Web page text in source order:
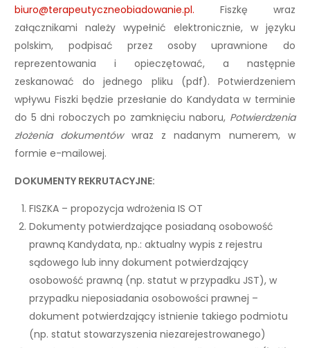
biuro@terapeutyczneobiadowanie.pl. Fiszkę wraz
załącznikami należy wypełnić elektronicznie, w języku
polskim, podpisać przez osoby uprawnione do
reprezentowania i opieczętować, a następnie
zeskanować do jednego pliku (pdf). Potwierdzeniem
wpływu Fiszki będzie przesłanie do Kandydata w terminie
do 5 dni roboczych po zamknięciu naboru, Potwierdzenia
złożenia dokumentówwraz z nadanym numerem, w
formie e-mailowej.
DOKUMENTY REKRUTACYJNE:
FISZKA – propozycja wdrożenia IS OT
Dokumenty potwierdzające posiadaną osobowość
prawną Kandydata, np.: aktualny wypis z rejestru
sądowego lub inny dokument potwierdzający
osobowość prawną (np. statut w przypadku JST), w
przypadku nieposiadania osobowości prawnej –
dokument potwierdzający istnienie takiego podmiotu
(np. statut stowarzyszenia niezarejestrowanego)